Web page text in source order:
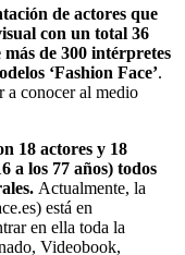
de actores que
con un total 36
más de 300 intérpretes
‘Fashion Face’.
a conocer al medio
18 actores y 18
a los 77 años) todos
Actualmente, la
está en
en ella toda la
Videobook,